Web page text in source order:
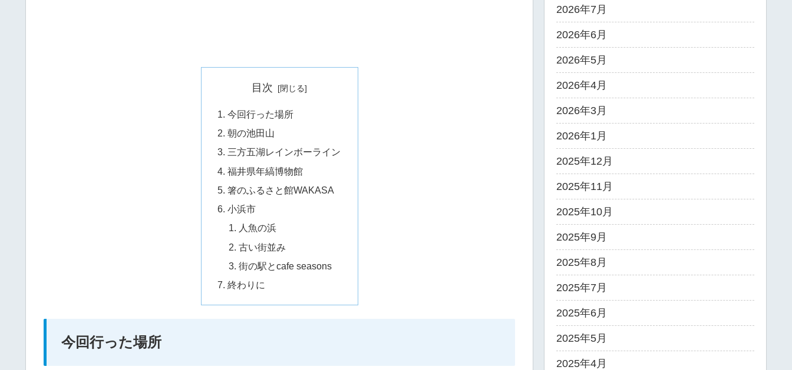
目次
今回行った場所
朝の池田山
三方五湖レインボーライン
福井県年縞博物館
箸のふるさと館WAKASA
小浜市
人魚の浜
古い街並み
街の駅とcafe seasons
終わりに
今回行った場所
2026年7月
2026年6月
2026年5月
2026年4月
2026年3月
2026年1月
2025年12月
2025年11月
2025年10月
2025年9月
2025年8月
2025年7月
2025年6月
2025年5月
2025年4月